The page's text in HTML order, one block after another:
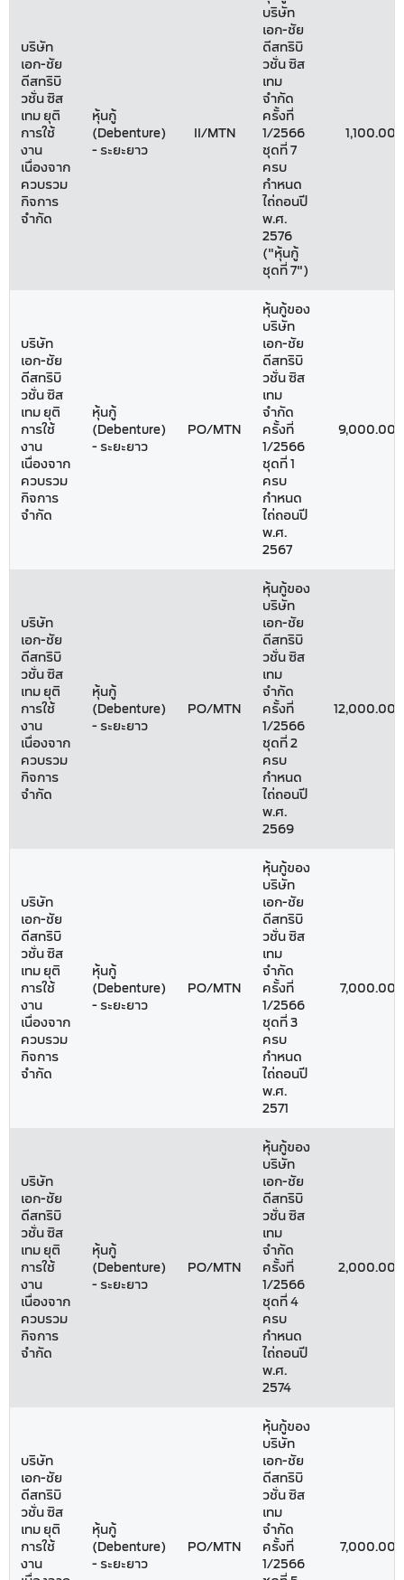
บริษัท
เอก-ชัย
ดีสทริบิ
วชั่น ซิส
เทม ยุติ
การใช้
งาน
เนื่องจาก
ควบรวม
กิจการ
จำกัด
หุ้นกู้
(Debenture)
- ระยะยาว
II/MTN
บริษัท
เอก-ชัย
ดีสทริบิ
วชั่น ซิส
เทม
จำกัด
ครั้งที่
1/2566
ชุดที่ 7
ครบ
กำหนด
ไถ่ถอนปี
พ.ศ.
2576
("หุ้นกู้
ชุดที่ 7")
1,100.00
บริษัท
เอก-ชัย
ดีสทริบิ
วชั่น ซิส
เทม ยุติ
การใช้
งาน
เนื่องจาก
ควบรวม
กิจการ
จำกัด
หุ้นกู้
(Debenture)
- ระยะยาว
PO/MTN
หุ้นกู้ของ
บริษัท
เอก-ชัย
ดีสทริบิ
วชั่น ซิส
เทม
จำกัด
ครั้งที่
1/2566
ชุดที่ 1
ครบ
กำหนด
ไถ่ถอนปี
พ.ศ.
2567
9,000.00
บริษัท
เอก-ชัย
ดีสทริบิ
วชั่น ซิส
เทม ยุติ
การใช้
งาน
เนื่องจาก
ควบรวม
กิจการ
จำกัด
หุ้นกู้
(Debenture)
- ระยะยาว
PO/MTN
หุ้นกู้ของ
บริษัท
เอก-ชัย
ดีสทริบิ
วชั่น ซิส
เทม
จำกัด
ครั้งที่
1/2566
ชุดที่ 2
ครบ
กำหนด
ไถ่ถอนปี
พ.ศ.
2569
12,000.00
บริษัท
เอก-ชัย
ดีสทริบิ
วชั่น ซิส
เทม ยุติ
การใช้
งาน
เนื่องจาก
ควบรวม
กิจการ
จำกัด
หุ้นกู้
(Debenture)
- ระยะยาว
PO/MTN
หุ้นกู้ของ
บริษัท
เอก-ชัย
ดีสทริบิ
วชั่น ซิส
เทม
จำกัด
ครั้งที่
1/2566
ชุดที่ 3
ครบ
กำหนด
ไถ่ถอนปี
พ.ศ.
2571
7,000.00
บริษัท
เอก-ชัย
ดีสทริบิ
วชั่น ซิส
เทม ยุติ
การใช้
งาน
เนื่องจาก
ควบรวม
กิจการ
จำกัด
หุ้นกู้
(Debenture)
- ระยะยาว
PO/MTN
หุ้นกู้ของ
บริษัท
เอก-ชัย
ดีสทริบิ
วชั่น ซิส
เทม
จำกัด
ครั้งที่
1/2566
ชุดที่ 4
ครบ
กำหนด
ไถ่ถอนปี
พ.ศ.
2574
2,000.00
บริษัท
เอก-ชัย
ดีสทริบิ
วชั่น ซิส
เทม ยุติ
การใช้
งาน
หุ้นกู้
(Debenture)
- ระยะยาว
PO/MTN
หุ้นกู้ของ
บริษัท
เอก-ชัย
ดีสทริบิ
วชั่น ซิส
เทม
จำกัด
ครั้งที่
1/2566
7,000.00